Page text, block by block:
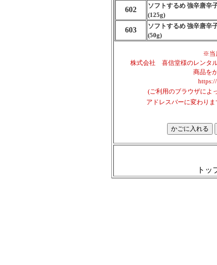
602
ソフトするめ 強辛唐辛
(125g)
603
ソフトするめ 強辛唐辛
(50g)
※当
株式会社 喜信堂様のレンタ
商品を
(ご利用のブラウザによ
アドレスバーに変わり
トッ